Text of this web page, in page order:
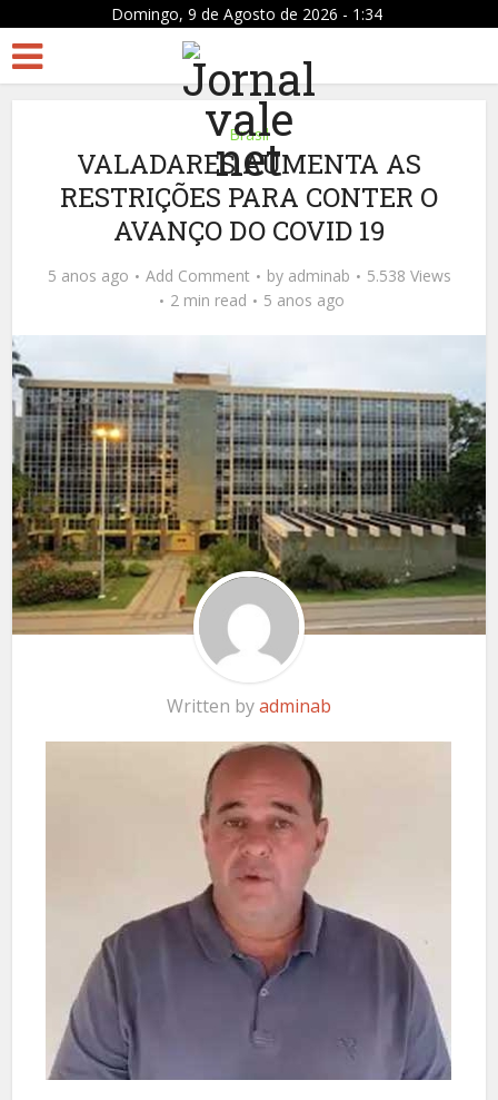
Domingo, 9 de Agosto de 2026 - 1:34
Brasil
VALADARES AUMENTA AS
RESTRIÇÕES PARA CONTER O
AVANÇO DO COVID 19
5 anos ago Add Comment by adminab
5.538 Views
2 min read
5 anos ago
Written byadminab